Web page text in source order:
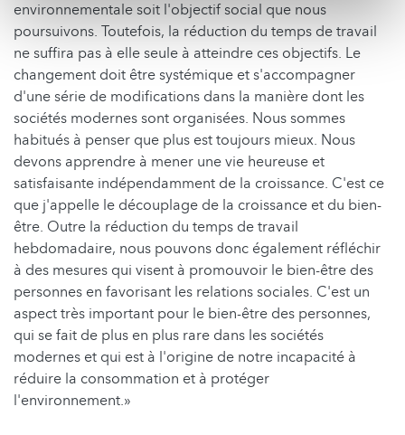
environnementale soit l'objectif social que nous
poursuivons. Toutefois, la réduction du temps de travail
ne suffira pas à elle seule à atteindre ces objectifs. Le
changement doit être systémique et s'accompagner
d'une série de modifications dans la manière dont les
sociétés modernes sont organisées. Nous sommes
habitués à penser que plus est toujours mieux. Nous
devons apprendre à mener une vie heureuse et
satisfaisante indépendamment de la croissance. C'est ce
que j'appelle le découplage de la croissance et du bien-
être. Outre la réduction du temps de travail
hebdomadaire, nous pouvons donc également réfléchir
à des mesures qui visent à promouvoir le bien-être des
personnes en favorisant les relations sociales. C'est un
aspect très important pour le bien-être des personnes,
qui se fait de plus en plus rare dans les sociétés
modernes et qui est à l'origine de notre incapacité à
réduire la consommation et à protéger
l'environnement.»